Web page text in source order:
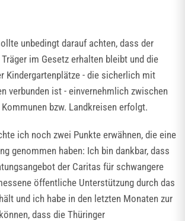
unbedingt darauf achten, dass der
im Gesetz erhalten bleibt und die
Kindergartenplätze - die sicherlich mit
verbunden ist - einvernehmlich zwischen
bzw. Landkreisen erfolgt.
ich noch zwei Punkte erwähnen, die eine
genommen haben: Ich bin dankbar, dass
der Caritas für schwangere
öffentliche Unterstützung durch das
und ich habe in den letzten Monaten zur
dass die Thüringer